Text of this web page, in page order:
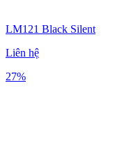
LM121 Black Silent
Liên hệ
27%